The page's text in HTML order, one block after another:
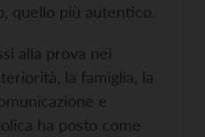
quello più autentico.
alla prova nei
la famiglia, la
e
ha posto come